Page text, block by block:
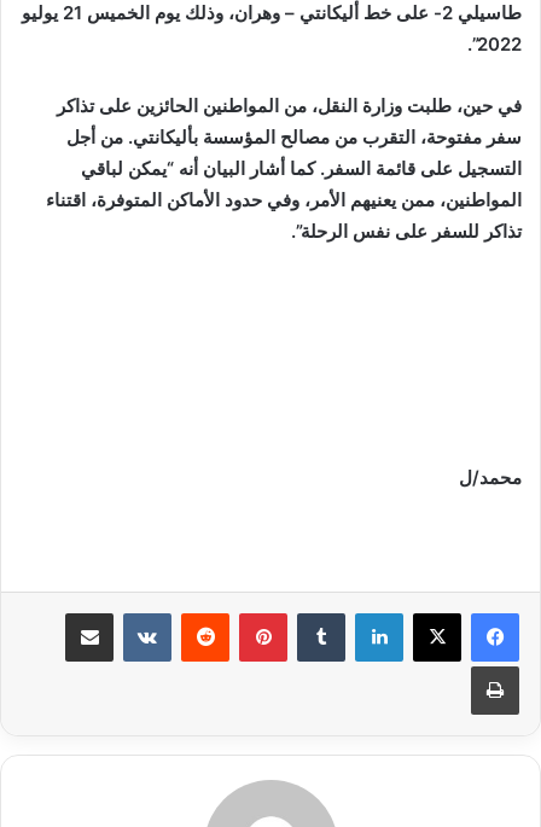
طاسيلي 2- على خط أليكانتي – وهران، وذلك يوم الخميس 21 يوليو
2022”.
في حين، طلبت وزارة النقل، من المواطنين الحائزين على تذاكر
سفر مفتوحة، التقرب من مصالح المؤسسة بأليكانتي. من أجل
التسجيل على قائمة السفر. كما أشار البيان أنه “يمكن لباقي
المواطنين، ممن يعنيهم الأمر، وفي حدود الأماكن المتوفرة، اقتناء
تذاكر للسفر على نفس الرحلة”.
محمد/ل
لينكدإن بينتيريست
طباعة